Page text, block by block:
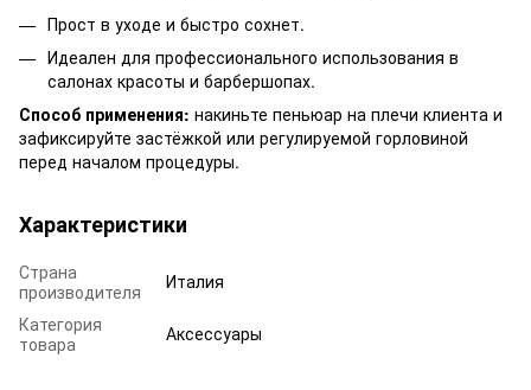
Прост в уходе и быстро сохнет.
Идеален для профессионального использования в
салонах красоты и барбершопах.
Способ применения: накиньте пеньюар на плечи клиента и
зафиксируйте застёжкой или регулируемой горловиной
перед началом процедуры.
Характеристики
Страна
производителя
Италия
Категория
товара
Аксессуары